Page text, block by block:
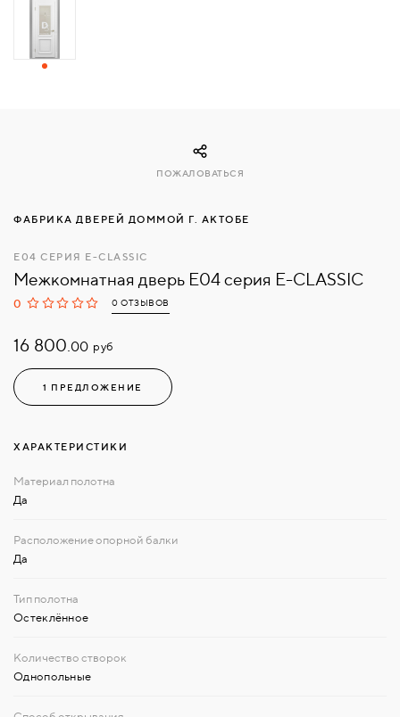
СВЯЗАТЬСЯ
ФАБРИКА ДВЕРЕЙ ДОММОЙ Г. АКТОБЕ
Е04 СЕРИЯ Е-CLASSIC
Межкомнатная дверь Е04 серия Е-CLASSIC
0 0 ОТЗЫВОВ
16 800.00 руб
1 ПРЕДЛОЖЕНИЕ
ПОЖАЛОВАТЬСЯ
ХАРАКТЕРИСТИКИ
Да
Да
Остеклённое
Однопольные